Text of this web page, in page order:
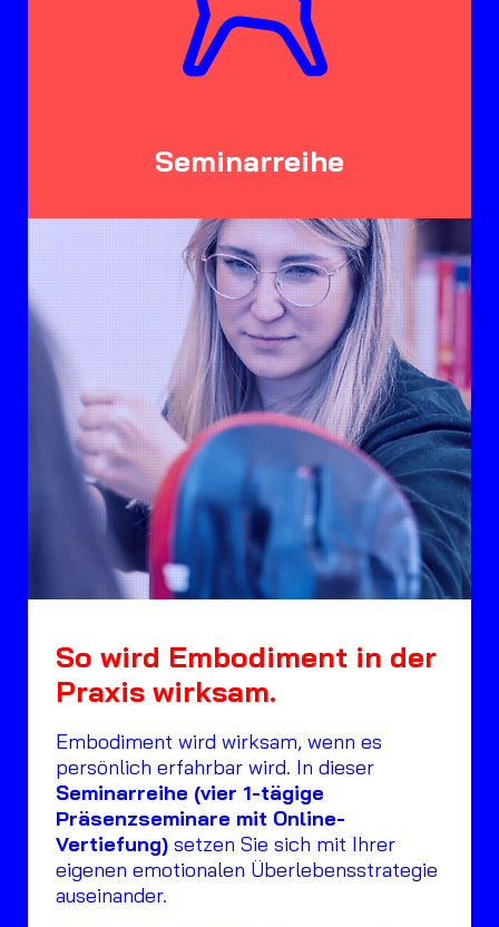
Seminarreihe
So wird Embodiment in der
Praxis wirksam.
Embodiment wird wirksam, wenn es
persönlich erfahrbar wird. In dieser
Seminarreihe (vier 1-tägige
Präsenzseminare mit Online-
Vertiefung) setzen Sie sich mit Ihrer
eigenen emotionalen Überlebensstrategie
auseinander.